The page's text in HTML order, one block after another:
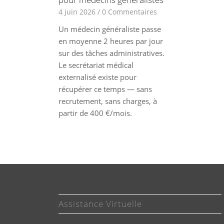
4 juin 2026 / 0 Commentaires
Un médecin généraliste passe
en moyenne 2 heures par jour
sur des tâches administratives.
Le secrétariat médical
externalisé existe pour
récupérer ce temps — sans
recrutement, sans charges, à
partir de 400 €/mois.
Assistance Virtuelle